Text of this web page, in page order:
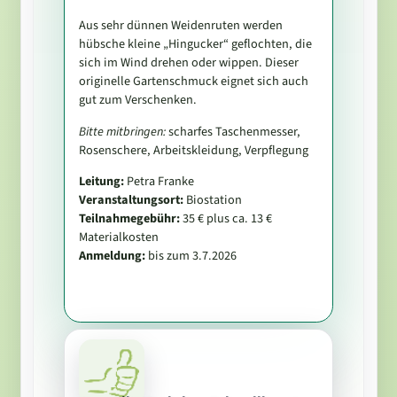
Aus sehr dünnen Weidenruten werden
hübsche kleine „Hingucker“ geflochten, die
sich im Wind drehen oder wippen. Dieser
originelle Gartenschmuck eignet sich auch
gut zum Verschenken.
Bitte mitbringen:scharfes Taschenmesser,
Rosenschere, Arbeitskleidung, Verpflegung
Leitung: Petra Franke
Veranstaltungsort: Biostation
Teilnahmegebühr:35 € plus ca. 13 €
Materialkosten
Anmeldung: bis zum 3.7.2026